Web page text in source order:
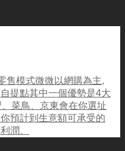
售模式微微以網購為主,
提點其中一個優勢是4大
菜鳥、京東會在你選址
預計到生意額可承受的
潤。